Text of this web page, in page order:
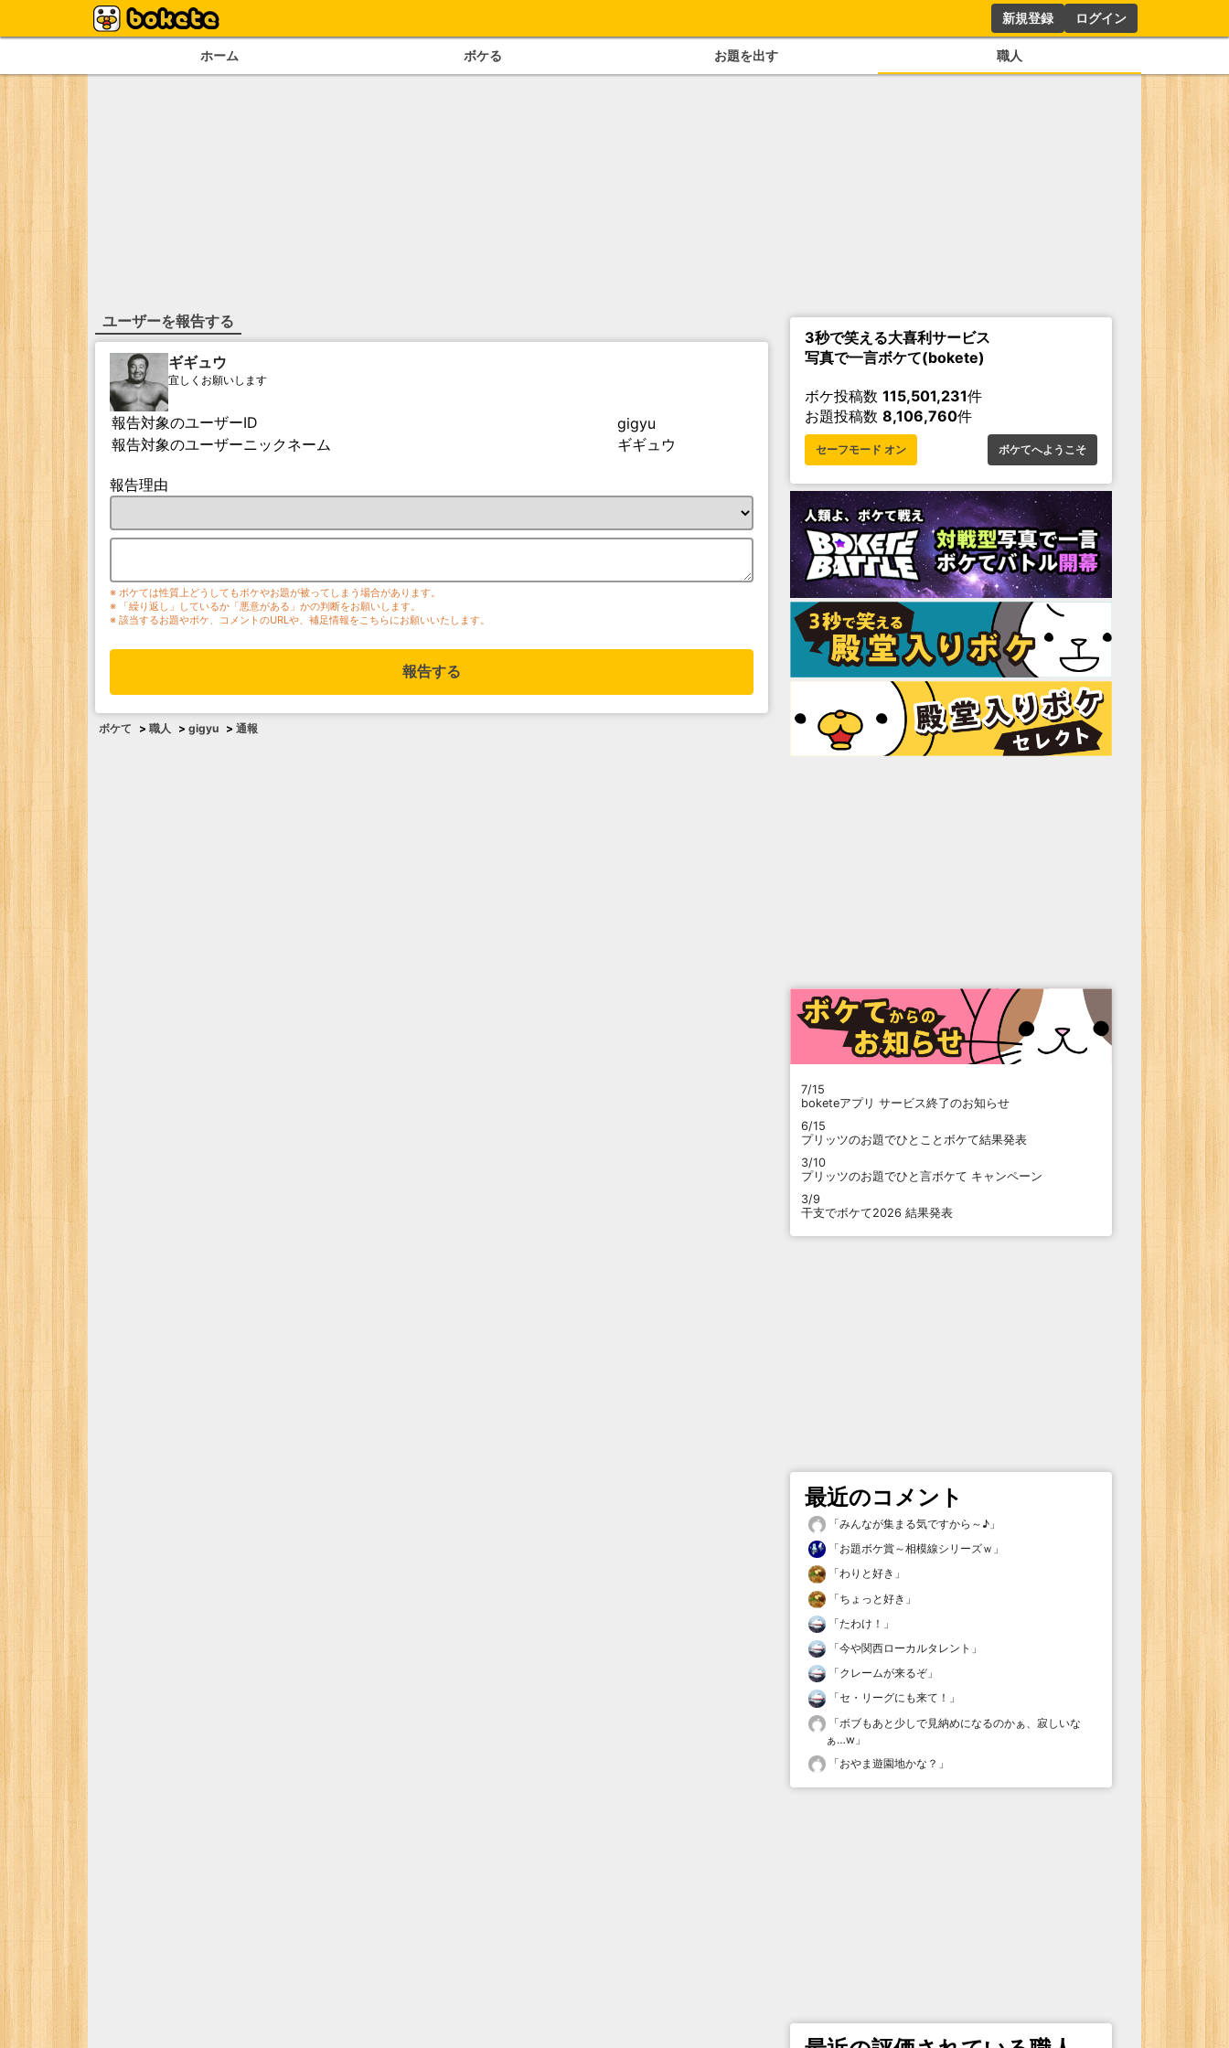
新規登録 ログイン
ホーム ボケる お題を出す 職人
ユーザーを報告する
ギギュウ
宜しくお願いします
報告対象のユーザーID
gigyu
報告対象のユーザーニックネーム
ギギュウ
報告理由
※ ボケては性質上どうしてもボケやお題が被ってしまう場合があります。
※ 「繰り返し」しているか「悪意がある」かの判断をお願いします。
※ 該当するお題やボケ、コメントのURLや、補足情報をこちらにお願いいたします。
報告する
ボケて > 職人 > gigyu > 通報
3秒で笑える大喜利サービス
写真で一言ボケて(bokete)
ボケ投稿数 115,501,231件
お題投稿数 8,106,760件
セーフモード オン ボケてへようこそ
7/15
boketeアプリ サービス終了のお知らせ
6/15
プリッツのお題でひとことボケて結果発表
3/10
プリッツのお題でひと言ボケて キャンペーン
3/9
干支でボケて2026 結果発表
最近のコメント
「みんなが集まる気ですから～♪ 」
「お題ボケ賞～相模線シリーズｗ 」
「わりと好き 」
「ちょっと好き 」
「たわけ！ 」
「今や関西ローカルタレント 」
「クレームが来るぞ」
「セ・リーグにも来て！ 」
「ボブもあと少しで見納めになるのかぁ、寂しいな
ぁ…w 」
「おやま遊園地かな？ 」